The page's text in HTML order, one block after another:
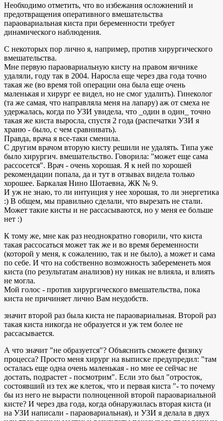
Необходимо отметить, что во избежания осложнений и
предотвращения оперативного вмешательства
параовариальная киста при беременности требует
динамического наблюдения.
С некоторых пор лично я, например, против хирургического
вмешательства.
Мне первую параовариальную кисту на правом яичнике
удаляли, году так в 2004. Наросла еще через два года точно
такая же (во время той операции она была еще очень
маленькая и хирург ее видел, но не смог удалить). Гинеколог
(та же самая, что направляла меня на лапару) аж от смеха не
удержалась, когда по УЗИ увидела, что _один в один_ точно
такая же киста выросла, спустя 2 года (распечатки УЗИ я
храню - было, с чем сравнивать).
Правда, врача я все-таки сменила.
С другим врачом вторую кисту решили не удалять. Типа уже
было хирургич. вмешательство. Говорила: "может еще сама
рассосется". Врач - очень хорошая. Я к ней по хорошей
рекомендации попала, да и тут в отзывах видела только
хорошее. Баркалая Нино Шотаевна, ЖК № 9.
И уж не знаю, то ли интуиция у нее хорошая, то ли энергетика
:) В общем, мы правильно сделали, что вырезать не стали.
Может такие кисты и не рассасываются, но у меня ее больше
нет :)
К тому же, мне как раз неоднократно говорили, что киста
такая рассосаться может так же и во время беременности
(которой у меня, к сожалению, так и не было), а может и сама
по себе. И что на собственно возможность забеременеть моя
киста (по результатам анализов) ну никак не влияла, и влиять
не могла.
Мой голос - против хирургического вмешательства, пока
киста не причиняет лично Вам неудобств.
значит второй раз была киста не параовариальная. Второй раз
такая киста никогда не образуется и уж тем более не
рассасывается.
А что значит "не образуется"? Объяснить сможете физику
процесса? Просто меня хирург на выписке предупредил: "там
осталась еще одна очень маленькая - но мне ее сейчас не
достать, подрастет - посмотрим". Если это был "отросток,
состоявший из тех же клеток, что и первая киста "- то почему
бы из него не вырасти полноценной второй параовариальной
кисте? И через два года, когда обнаружилась вторая киста (и
на УЗИ написали - параовариальная), и УЗИ я делала в двух